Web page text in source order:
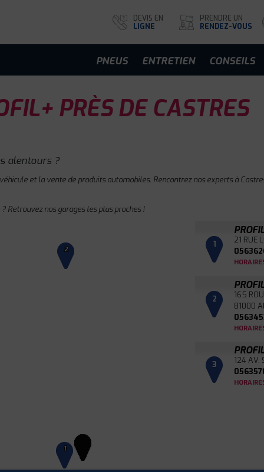
DEVIS EN
LIGNE
PRENDRE UN
RENDEZ-VOUS
PNEUS ENTRETIEN CONSEILS
PRÈS DE CASTRES
alentours ?
et la vente de produits automobiles. Rencontrez nos experts à
Retrouvez nos garages les plus proches !
1
2
1 21 RUE
2
165
81000
3 124 AV.